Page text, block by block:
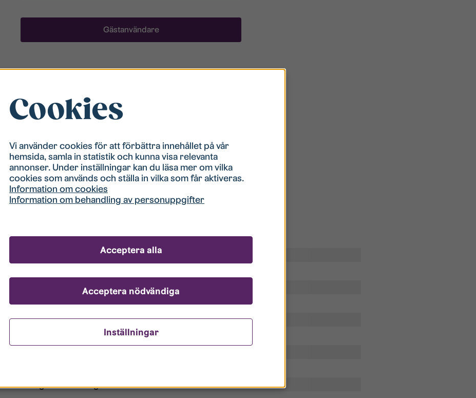
Gästanvändare
För att ha möjlighet att söka boende måste du vara
snabbt!
Registrera ett konto
svar
är låst?
glömt mitt lösenord?
Gästanvändare?
borttagen ur era register?
Cookies
Vi använder cookies för att förbättra innehållet på vår
hemsida, samla in statistik och kunna visa relevanta
annonser. Under inställningar kan du läsa mer om vilka
cookies som används och ställa in vilka som får aktiveras.
Information om cookies
Information om behandling av personuppgifter
Inställningar
Acceptera nödvändiga
Acceptera alla